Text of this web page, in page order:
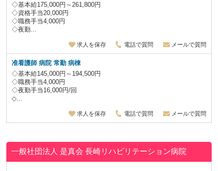
◇基本給175,000円～261,800円
◇資格手当20,000円
◇職務手当4,000円
◇夜勤...
求人を保存 電話で質問 メールで質問
准看護師 病院 常勤 病棟
◇基本給145,000円～194,500円
◇職務手当4,000円
◇夜勤手当16,000円/回
◇...
求人を保存 電話で質問 メールで質問
一般社団法人 是真会長崎リハビリテーション病院